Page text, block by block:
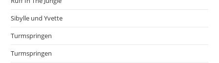
Sibylle und Yvette
Turmspringen
Turmspringen